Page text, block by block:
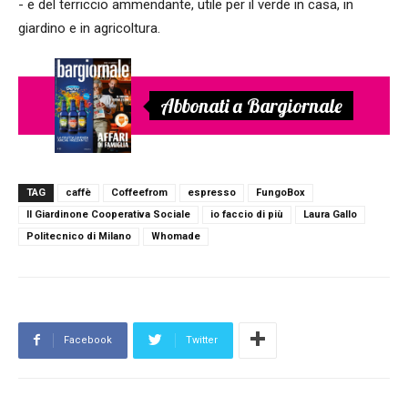
- e del terriccio ammendante, utile per il verde in casa, in
giardino e in agricoltura.
Abbonati a Bargiornale
TAG caffè Coffeefrom espresso
FungoBox
Il Giardinone Cooperativa Sociale
io faccio di più
Laura Gallo
Politecnico di Milano
Whomade
Facebook Twitter